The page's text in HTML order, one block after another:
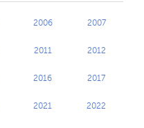
2006 2007
2011 2012
2016 2017
2021 2022